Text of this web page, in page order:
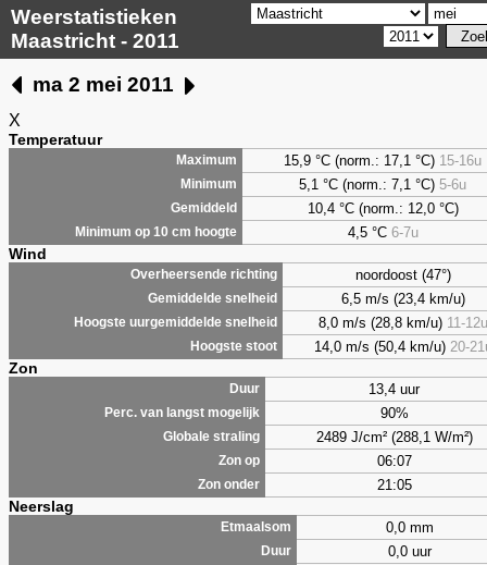
Weerstatistieken
Maastricht - 2011
ma 2 mei 2011
X
Temperatuur
Maximum 15,9 °C (norm.: 17,1 °C) 15-16u
Minimum 5,1 °C (norm.: 7,1 °C) 5-6u
Gemiddeld 10,4 °C (norm.: 12,0 °C)
Minimum op 10 cm hoogte 4,5°C 6-7u
Wind
Overheersende richting noordoost (47°)
Gemiddelde snelheid 6,5 m/s (23,4 km/u)
Hoogste uurgemiddelde snelheid 8,0 m/s (28,8 km/u) 11-12u
Hoogste stoot 14,0 m/s (50,4 km/u) 20-
Zon
Duur 13,4 uur
Perc. van langst mogelijk 90%
Globale straling 2489 J/cm² (288,1 W/m²)
Zon op 06:07
Zon onder 21:05
Neerslag
Etmaalsom 0,0 mm
Duur 0,0 uur